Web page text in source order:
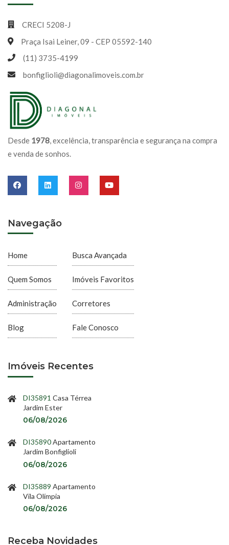
Desde 1978, excelência, transparência e segurança na compra
e venda de sonhos.
Navegação
Home
Quem Somos
Administração
Blog
Busca Avançada
Imóveis Favoritos
Corretores
Fale Conosco
Imóveis Recentes
DI35891 Casa Térrea
Jardim Ester
06/08/2026
DI35890Apartamento
Jardim Bonfiglioli
06/08/2026
DI35889 Apartamento
Vila Olímpia
06/08/2026
Receba Novidades
CRECI 5208-J
Praça Isai Leiner, 09 - CEP 05592-140
(11) 3735-4199
bonfiglioli@diagonalimoveis.com.br